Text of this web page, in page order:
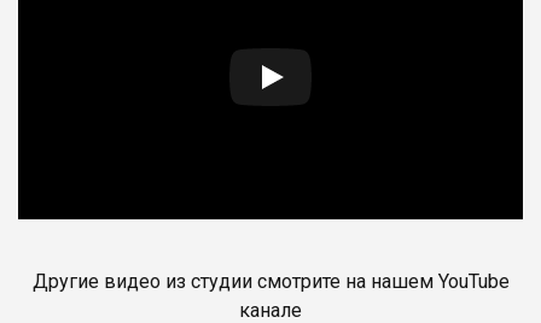
Другие видео из студии смотрите на нашем YouTube
канале